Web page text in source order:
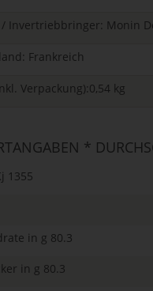
Invertriebbringer: Monin
Frankreich
Verpackung):0,54 kg
*
1355
in g 80.3
in g 80.3